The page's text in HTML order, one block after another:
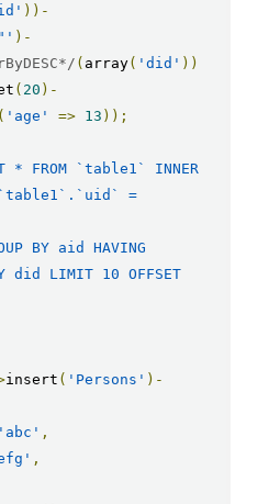
))-
)-
( array( 'did' ))
( 20 )-
'age' => 13 ));
* FROM `table1` INNER
`table1`.`uid` =
BY aid HAVING
did LIMIT 10 OFFSET
insert ( 'Persons' )-
,
,